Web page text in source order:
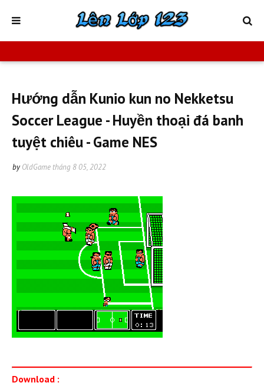
Hướng dẫn Kunio kun no Nekketsu
Soccer League - Huyền thoại đá banh
tuyệt chiêu - Game NES
by OldGame tháng 8 05, 2022
Download :